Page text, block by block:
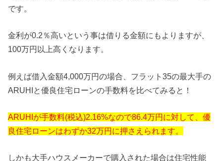
です。
金利が0.2％高いという事は借りる金額にもよりますが、
100万円以上高くなります。
例えば借入金額4,000万円の場合、 フラット35の最大手の
ARUHIと優良住宅ローンの手数料を比べてみると！
ARUHIが手数料(税込)2.16%なので86.4万円に対して、優
良住宅ローンはわずか32万円に押さえられます。
しかも大手ハウスメーカーで購入された場合は住宅性能